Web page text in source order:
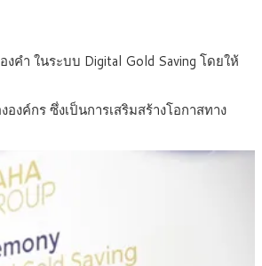
คำ ในระบบ Digital Gold Saving โดยให้
ค์กร ซึ่งเป็นการเสริมสร้างโอกาสทาง